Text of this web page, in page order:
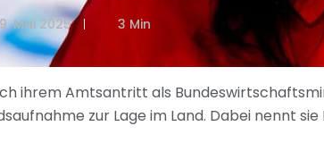
Mai 2025 3 Min
ihrem Amtsantritt als
zur Lage im Land. Dabei nennt